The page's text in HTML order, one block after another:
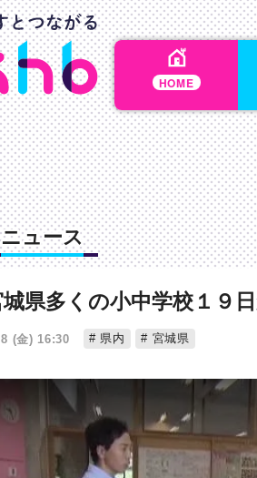
HOME
ニュース
県多くの小中学校１９
(金) 16:30 県内 宮城県